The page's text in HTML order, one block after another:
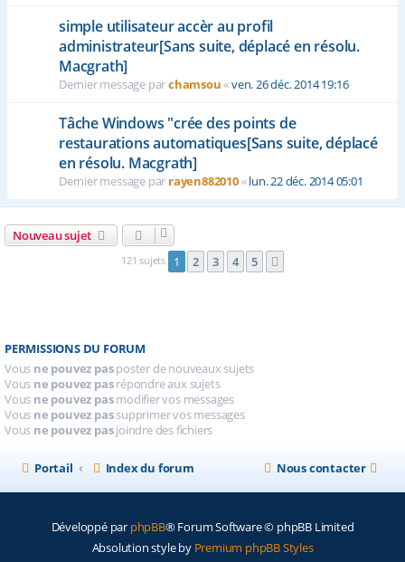
simple utilisateur accèr au profil
administrateur[Sans suite, déplacé en résolu.
Macgrath]
Dernier message parchamsou«ven. 26 déc. 2014 19:16
Tâche Windows "crée des points de
restaurations automatiques[Sans suite, déplacé
en résolu. Macgrath]
Dernier message par rayen882010«lun. 22 déc. 2014 05:01
Nouveau sujet
121 sujets 1 2 3 4 5
PERMISSIONS DU FORUM
Vous ne pouvez pasposter de nouveaux sujets
Vous ne pouvez pasrépondre aux sujets
Vous ne pouvez pasmodifier vos messages
Vous ne pouvez passupprimer vos messages
Vous ne pouvez pasjoindre des fichiers
Portail Index du forum Nous contacter
Développé par phpBB® Forum Software © phpBB Limited
Absolution style by Premium phpBB Styles